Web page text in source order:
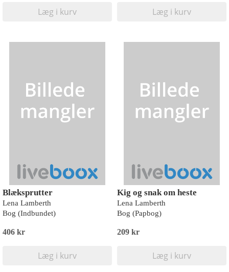
Læg i kurv Læg i kurv
Blæksprutter
Lena Lamberth
Bog (Indbundet)
406 kr
Læg i kurv
Kig og snak om heste
Lena Lamberth
Bog (Papbog)
209 kr
Læg i kurv